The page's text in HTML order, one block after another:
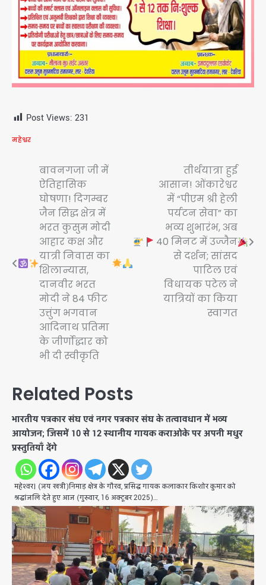
Post Views: 231
महेश्वर
Post
navigation
बावनगजा जी में
ऐतिहासिक
घोषणा! दिगम्बर
जैन सिद्ध क्षेत्र में
भरत कुसुम मोदी
आहार कक्ष और
यात्री निवास का
शिलान्यास,
दानवीर भरत
मोदी ने 84 फीट
उत्तुंग भगवान
आदिनाथ प्रतिमा
के जीर्णोद्धार को
भी दी स्वीकृति
तीर्थयात्रा हुई
आसान! ओंकारेश्वर
में “पीएम श्री हेली
पर्यटन सेवा” का
भव्य शुभारंभ, अब
40 मिनट में उज्जैन
से दर्शन; सांसद
पाटिल एवं
विधायक पटेल ने
यात्रियों का किया
स्वागत
Related Posts
भारतीय पत्रकार संघ एवं नगर पत्रकार संघ के तत्वावधान में भव्य
आयोजन; जिसमें 10 से 12 स्थानीय गायक कराओके पर अपनी मधुर
प्रस्तुतियाँ देंगे
महेश्वर। (जय खत्री)निमाड़ क्षेत्र के गौरव, प्रसिद्ध गायक कलाकार किशोर कुमार को
श्रद्धांजलि देते हुए आज (गुरुवार, 16 अक्टूबर 2025)…